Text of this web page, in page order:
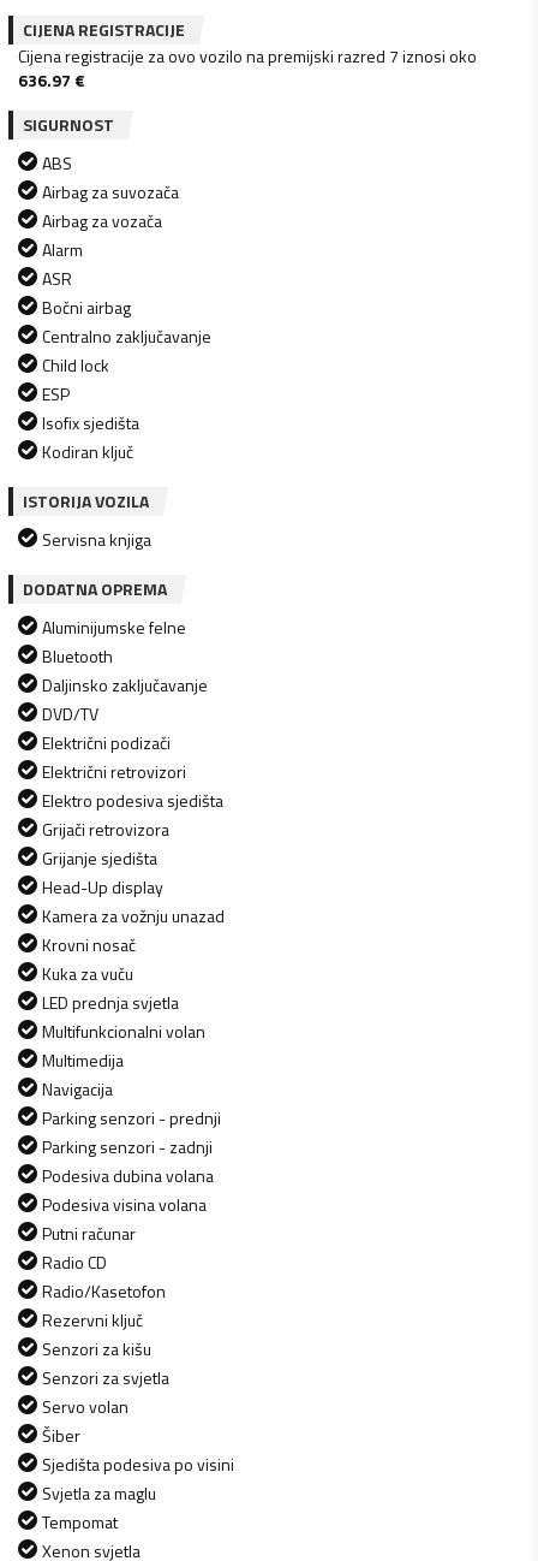
CIJENA REGISTRACIJE
Cijena registracije za ovo vozilo na premijski razred 7 iznosi oko
636.97 €
SIGURNOST
ABS
Airbag za suvozača
Airbag za vozača
Alarm
ASR
Bočni airbag
Centralno zaključavanje
Child lock
ESP
Isofix sjedišta
Kodiran ključ
ISTORIJA VOZILA
Servisna knjiga
DODATNA OPREMA
Aluminijumske felne
Bluetooth
Daljinsko zaključavanje
DVD/TV
Električni podizači
Električni retrovizori
Elektro podesiva sjedišta
Grijači retrovizora
Grijanje sjedišta
Head-Up display
Kamera za vožnju unazad
Krovni nosač
Kuka za vuču
LED prednja svjetla
Multifunkcionalni volan
Multimedija
Navigacija
Parking senzori - prednji
Parking senzori - zadnji
Podesiva dubina volana
Podesiva visina volana
Putni računar
Radio CD
Radio/Kasetofon
Rezervni ključ
Senzori za kišu
Senzori za svjetla
Servo volan
Šiber
Sjedišta podesiva po visini
Svjetla za maglu
Tempomat
Xenon svjetla